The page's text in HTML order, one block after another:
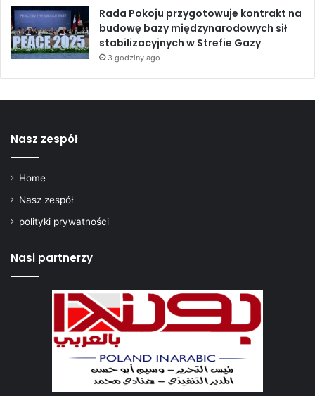
c
a
c
h
Rada Pokoju przygotowuje kontrakt na
budowę bazy międzynarodowych sił
stabilizacyjnych w Strefie Gazy
3 godziny ago
Nasz zespół
Home
Nasz zespół
polityki prywatności
Nasi partnerzy